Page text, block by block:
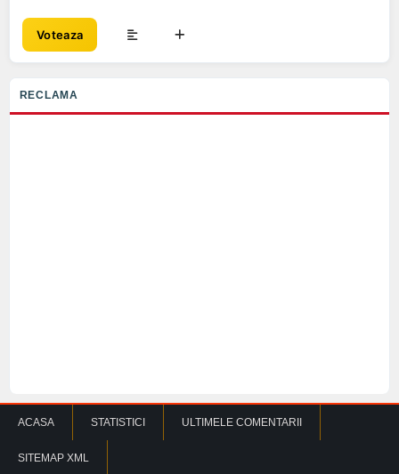
Voteaza
RECLAMA
ACASA STATISTICI ULTIMELE COMENTARII
SITEMAP XML